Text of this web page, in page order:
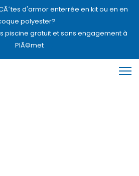
d'armor enterrée en kit ou en en
polyester?
piscine gratuit et sans engagement à
PlÃ©met